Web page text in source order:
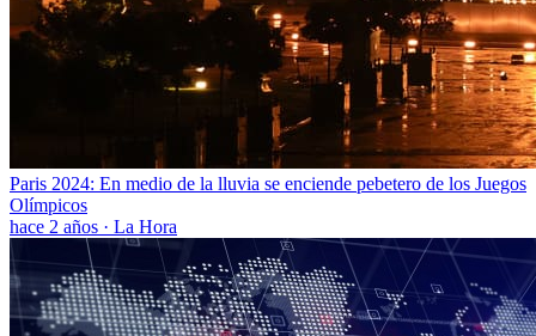
Paris 2024: En medio de la lluvia se enciende pebetero de los Juegos
Olímpicos
hace 2 años · La Hora